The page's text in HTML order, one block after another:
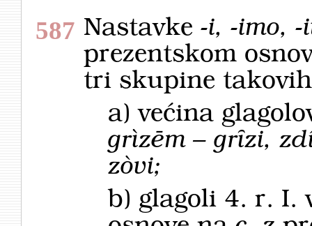
587 Nastavke -i, -imo, -
prezentskom
tri skupine
a) većina
grìzēm – grȋzi,
zòvi;
b) glagoli 4. r.